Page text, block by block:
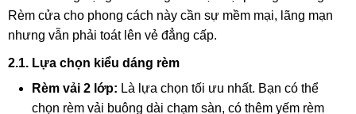
Rèm cửa cho phong cách này cần sự mềm mại, lãng mạn
nhưng vẫn phải toát lên vẻ đẳng cấp.
2.1. Lựa chọn kiểu dáng rèm
Rèm vải 2 lớp: Là lựa chọn tối ưu nhất. Bạn có thể
chọn rèm vải buông dài chạm sàn, có thêm yếm rèm